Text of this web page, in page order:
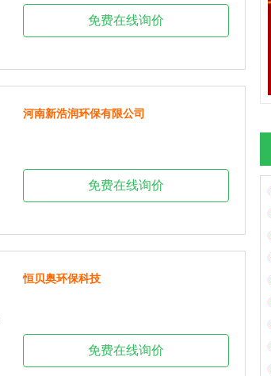
免费在线询价
河南新浩润环保有限公司
免费在线询价
恒贝奥环保科技
免费在线询价